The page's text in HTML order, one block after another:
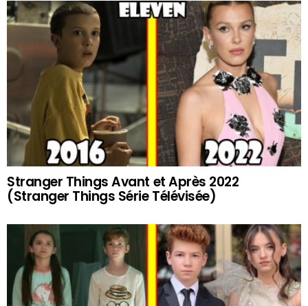
Stranger Things Avant et Après 2022
(Stranger Things Série Télévisée)